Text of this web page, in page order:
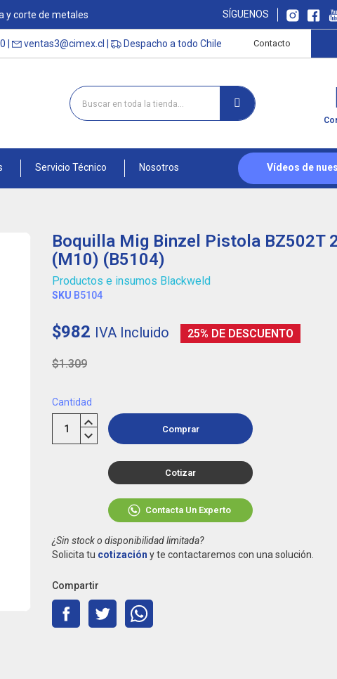
y corte de metales SÍGUENOS
ventas3@cimex.cl Despacho a todo Chile Contacto
Servicio Técnico Nosotros Vídeos de
Boquilla Mig Binzel Pistola BZ502T
(M10) (B5104)
Productos e insumos Blackweld
SKU B5104
$982 IVA Incluido 25% DE DESCUENTO
$1.309
Cantidad
Comprar
Cotizar
Contacta Un Experto
¿Sin stock o disponibilidad limitada?
Solicita tu cotización y te contactaremos con una solución.
Compartir